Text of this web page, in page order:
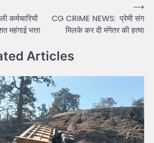
कर्मचारियों
महंगाई भत्ता
CG CRIME NEWS: प्रेमी संग
मिलके कर दी मंगेतर की हत्या
⟶
Articles